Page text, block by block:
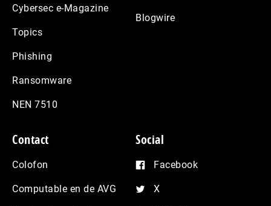
Cybersec e-Magazine
Topics
Phishing
Ransomware
NEN 7510
Blogwire
Contact
Colofon
Computable en de AVG
Social
Facebook
X